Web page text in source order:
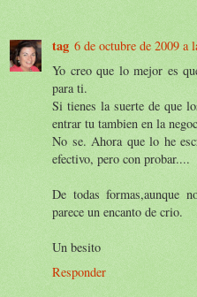
tag 6 de octubre de 2009 a
Yo creo que lo mejor es
para ti.
Si tienes la suerte de que
entrar tu tambien en la
No se. Ahora que lo he
efectivo, pero con probar....
De todas formas,aunque
parece un encanto de crio.
Un besito
Responder